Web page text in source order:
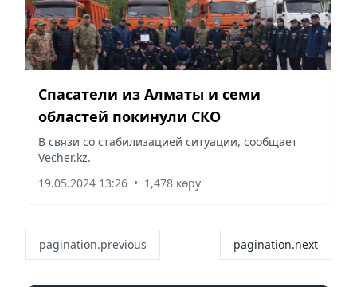
Спасатели из Алматы и семи
областей покинули СКО
В связи со стабилизацией ситуации, сообщает
Vecher.kz.
19.05.2024 13:26 • 1,478 көру
pagination.previous pagination.next